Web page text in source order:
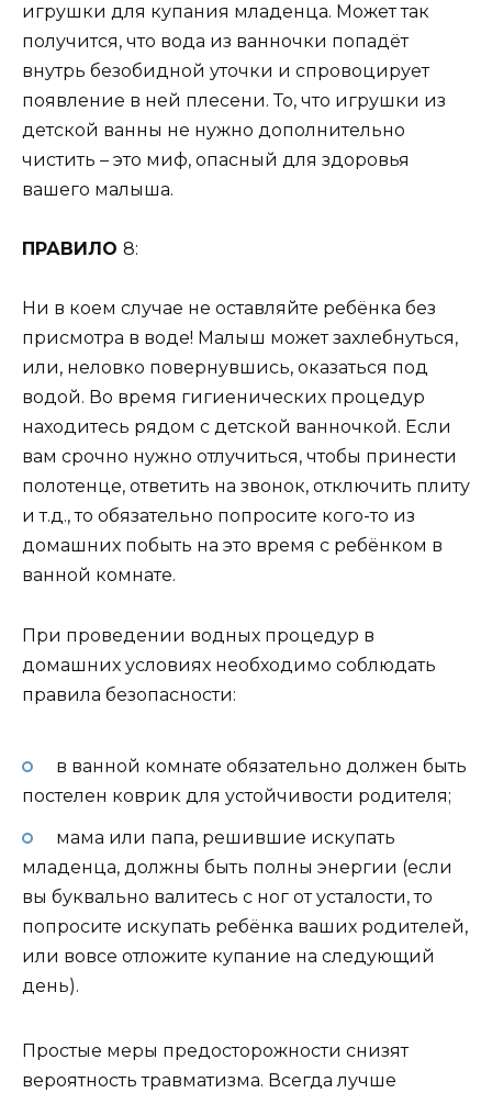
игрушки для купания младенца. Может так
получится, что вода из ванночки попадёт
внутрь безобидной уточки и спровоцирует
появление в ней плесени. То, что игрушки из
детской ванны не нужно дополнительно
чистить – это миф, опасный для здоровья
вашего малыша.
ПРАВИЛО 8:
Ни в коем случае не оставляйте ребёнка без
присмотра в воде! Малыш может захлебнуться,
или, неловко повернувшись, оказаться под
водой. Во время гигиенических процедур
находитесь рядом с детской ванночкой. Если
вам срочно нужно отлучиться, чтобы принести
полотенце, ответить на звонок, отключить плиту
и т.д., то обязательно попросите кого-то из
домашних побыть на это время с ребёнком в
ванной комнате.
При проведении водных процедур в
домашних условиях необходимо соблюдать
правила безопасности:
в ванной комнате обязательно должен быть
постелен коврик для устойчивости родителя;
мама или папа, решившие искупать
младенца, должны быть полны энергии (если
вы буквально валитесь с ног от усталости, то
попросите искупать ребёнка ваших родителей,
или вовсе отложите купание на следующий
день).
Простые меры предосторожности снизят
вероятность травматизма. Всегда лучше